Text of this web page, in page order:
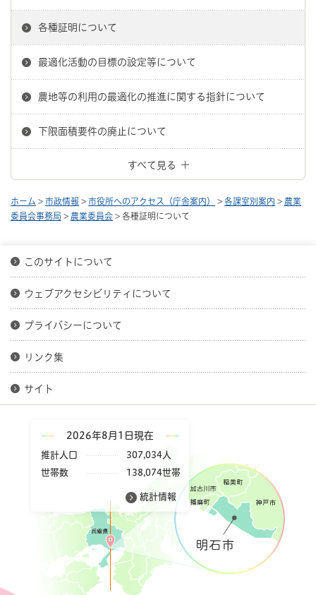
各種証明について
最適化活動の目標の設定等について
農地等の利用の最適化の推進に関する指針について
下限面積要件の廃止について
すべて見る
ホーム > 市政情報 > 市役所へのアクセス（庁舎案内） > 各課室別案内 > 農業
委員会事務局 > 農業委員会 > 各種証明について
このサイトについて
ウェブアクセシビリティについて
プライバシーについて
リンク集
サイト
2026年8月1日現在
推計人口
307,034人
世帯数
138,074世帯
統計情報